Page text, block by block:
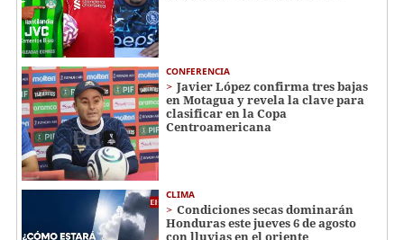
CONFERENCIA
Javier López confirma tres bajas
en Motagua y revela la clave para
clasificar en la Copa
Centroamericana
CLIMA
Condiciones secas dominarán
Honduras este jueves 6 de agosto
con lluvias en el oriente